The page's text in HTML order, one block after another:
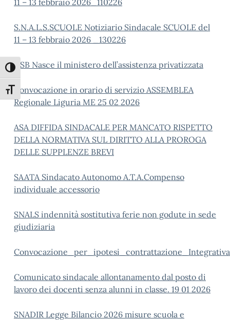
Attiva/disattiva alto contrasto
Attiva/disattiva dimensione testo
11 – 13 febbraio 2026_110226
S.N.A.L.S.SCUOLE Notiziario Sindacale SCUOLE del
11 – 13 febbraio 2026 _130226
USB Nasce il ministero dell’assistenza privatizzata
Convocazione in orario di servizio ASSEMBLEA
Regionale Liguria ME 25 02 2026
ASA DIFFIDA SINDACALE PER MANCATO RISPETTO
DELLA NORMATIVA SUL DIRITTO ALLA PROROGA
DELLE SUPPLENZE BREVI
SAATA Sindacato Autonomo A.T.A.Compenso
individuale accessorio
SNALS indennità sostitutiva ferie non godute in sede
giudiziaria
Comunicato sindacale allontanamento dal posto di
lavoro dei docenti senza alunni in classe. 19 01 2026
SNADIR Legge Bilancio 2026 misure scuola e